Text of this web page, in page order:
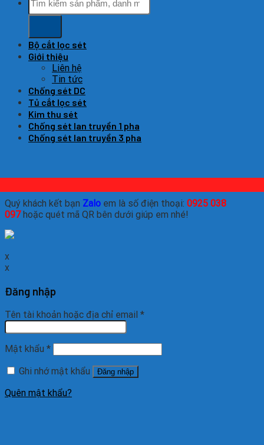
kiếm:
Bộ cắt lọc sét
Giới thiệu
Liên hệ
Tin tức
Chống sét DC
Tủ cắt lọc sét
Kim thu sét
Chống sét lan truyền 1 pha
Chống sét lan truyền 3 pha
Quý khách kết bạn Zalo em là số điện thoại: 0925 038
097hoặc quét mã QR bên dưới giúp em nhé!
x
x
Đăng nhập
Tên tài khoản hoặc địa chỉ email *
Mật khẩu *
Ghi nhớ mật khẩu
Đăng nhập
Quên mật khẩu?